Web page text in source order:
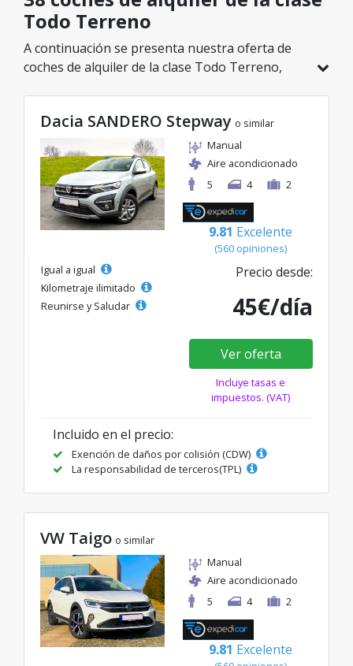
Todo Terreno
A continuación se presenta nuestra oferta de
coches de alquiler de la clase Todo Terreno,
modelo ideal de la categoría seleccionada, con
tarifas excelentes desde solo 38€/día.
Dacia SANDERO Stepway o similar
Manual
Aire acondicionado
5
4 2
9.81 Excelente
(560 opiniones)
Igual a igual
Kilometraje ilimitado
Reunirse y Saludar
Precio desde:
45€/día
Ver oferta
Incluye tasas e
impuestos. (VAT)
Incluido en el precio:
Exención de daños por colisión (CDW)
La responsabilidad de terceros(TPL)
VW Taigo o similar
Manual
Aire acondicionado
5
4 2
9.81 Excelente